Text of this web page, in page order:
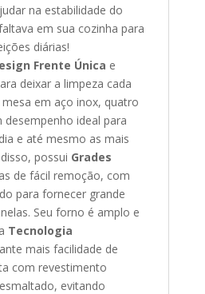
na estabilidade do
em sua cozinha para
diárias!
Frente Única e
deixar a limpeza cada
em aço inox, quatro
desempenho ideal para
e até mesmo as mais
possui Grades
de fácil remoção, com
para fornecer grande
Seu forno é amplo e
Tecnologia
mais facilidade de
com revestimento
evitando